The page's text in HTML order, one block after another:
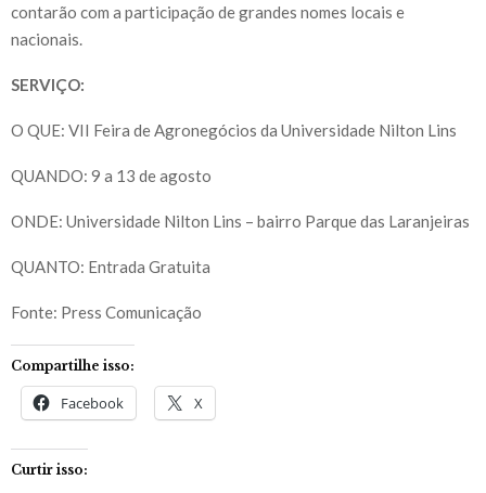
contarão com a participação de grandes nomes locais e
nacionais.
SERVIÇO:
O QUE: VII Feira de Agronegócios da Universidade Nilton Lins
QUANDO: 9 a 13 de agosto
ONDE: Universidade Nilton Lins – bairro Parque das Laranjeiras
QUANTO: Entrada Gratuita
Fonte: Press Comunicação
Compartilhe isso:
Facebook X
Curtir isso: